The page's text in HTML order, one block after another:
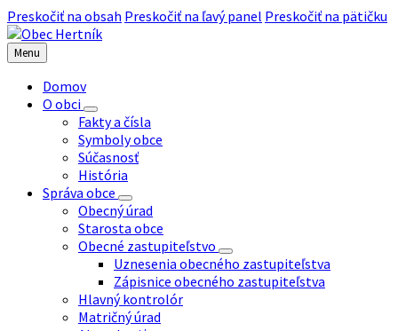
Preskočiť na obsah Preskočiť na ľavý panel Preskočiť na pätičku
Menu
Domov
O obci
Fakty a čísla
Symboly obce
Súčasnosť
História
Správa obce
Obecný úrad
Starosta obce
Obecné zastupiteľstvo
Uznesenia obecného zastupiteľstva
Zápisnice obecného zastupiteľstva
Hlavný kontrolór
Matričný úrad